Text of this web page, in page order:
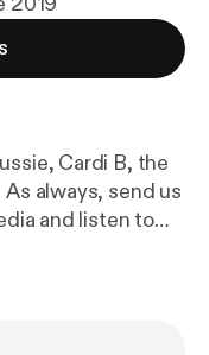
Cardi B, the
always, send us
and listen to